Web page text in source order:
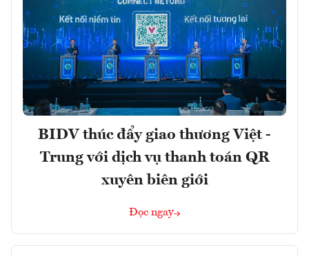
BIDV thúc đẩy giao thương Việt -
Trung với dịch vụ thanh toán QR
xuyên biên giới
Đọc ngay